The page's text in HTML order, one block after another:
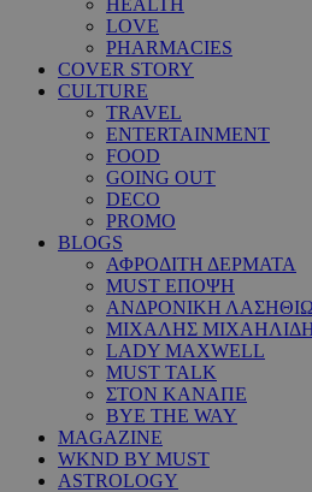
HEALTH
LOVE
PHARMACIES
COVER STORY
CULTURE
TRAVEL
ENTERTAINMENT
FOOD
GOING OUT
DECO
PROMO
BLOGS
ΑΦΡΟΔΙΤΗ ΔΕΡΜΑΤΑ
MUST ΕΠΟΨΗ
ΑΝΔΡΟΝΙΚΗ
ΜΙΧΑΛΗΣ
LADY MAXWELL
MUST TALK
ΣΤΟΝ ΚΑΝΑΠΕ
BYE THE WAY
MAGAZINE
WKND BY MUST
ASTROLOGY